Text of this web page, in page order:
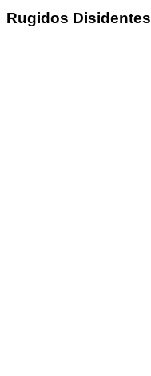
Rugidos Disidentes